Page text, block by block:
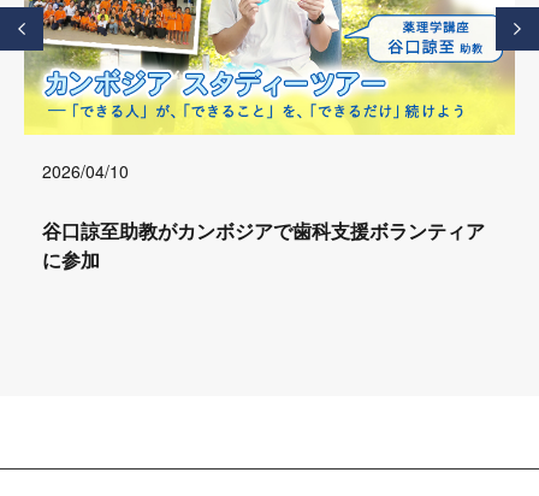
2026/04/10
谷口諒至助教がカンボジアで歯科支援ボランティア
に参加